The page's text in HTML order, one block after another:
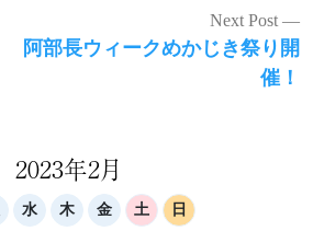
Next Post
Next
阿部長ウィークめかじき祭り開
催！
2023年2月
水 木 金 土 日